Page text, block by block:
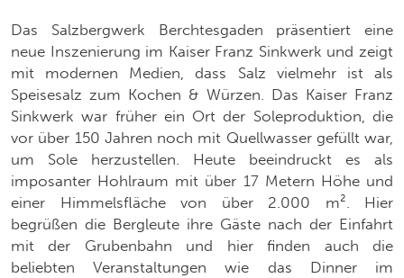
Das Salzbergwerk Berchtesgaden präsentiert eine
neue Inszenierung im Kaiser Franz Sinkwerk und zeigt
mit modernen Medien, dass Salz vielmehr ist als
Speisesalz zum Kochen & Würzen. Das Kaiser Franz
Sinkwerk war früher ein Ort der Soleproduktion, die
vor über 150 Jahren noch mit Quellwasser gefüllt war,
um Sole herzustellen. Heute beeindruckt es als
imposanter Hohlraum mit über 17 Metern Höhe und
einer Himmelsfläche von über 2.000 m². Hier
begrüßen die Bergleute ihre Gäste nach der Einfahrt
mit der Grubenbahn und hier finden auch die
beliebten Veranstaltungen wie das Dinner im